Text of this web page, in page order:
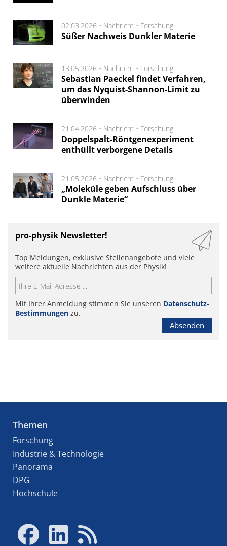
02.03.2026 • Nachricht • Forschung
Süßer Nachweis Dunkler Materie
13.05.2026 • Nachricht • Forschung
Sebastian Paeckel findet Verfahren,
um das Nyquist-Shannon-Limit zu
überwinden
21.04.2026 • Nachricht • Forschung
Doppelspalt-Röntgenexperiment
enthüllt verborgene Details
21.05.2026 • Nachricht • Forschung
„Moleküle geben Aufschluss über
Dunkle Materie“
pro-physik Newsletter!
Top Meldungen, exklusive Stellenangebote und viele
weitere aktuelle Nachrichten aus der Physik!
Mit Ihrer Anmeldung stimmen Sie unseren Datenschutz-
Bestimmungen zu.
Absenden
Themen
Forschung
Industrie & Technologie
Panorama
DPG
Hochschule